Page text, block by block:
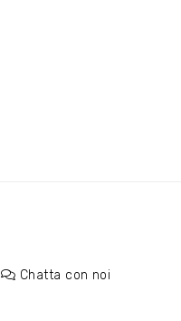
Chatta con noi